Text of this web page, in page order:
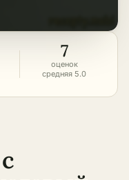
7
оценок
средняя 5.0